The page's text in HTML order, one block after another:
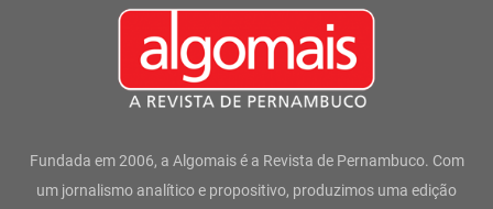
Fundada em 2006, a Algomais é a Revista de Pernambuco. Com
um jornalismo analítico e propositivo, produzimos uma edição